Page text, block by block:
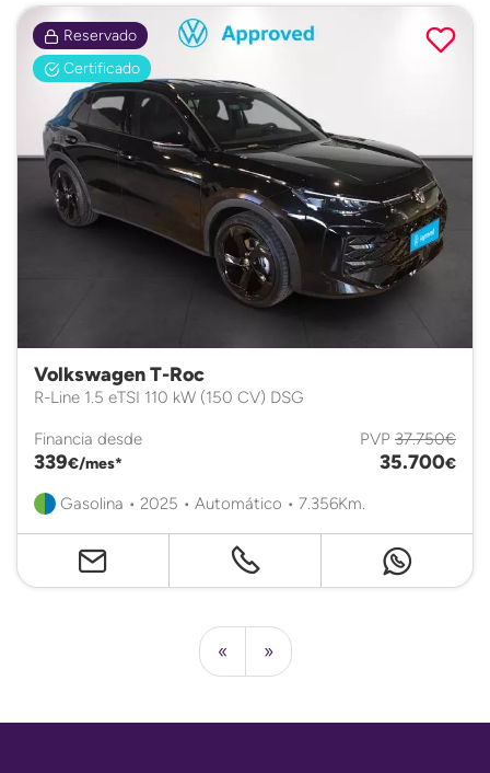
Reservado
Certificado
Volkswagen T-Roc
R-Line 1.5 eTSI 110 kW (150 CV) DSG
Financia desde
339€/mes*
PVP 37.750€
35.700€
Gasolina • 2025 • Automático • 7.356Km.
« »